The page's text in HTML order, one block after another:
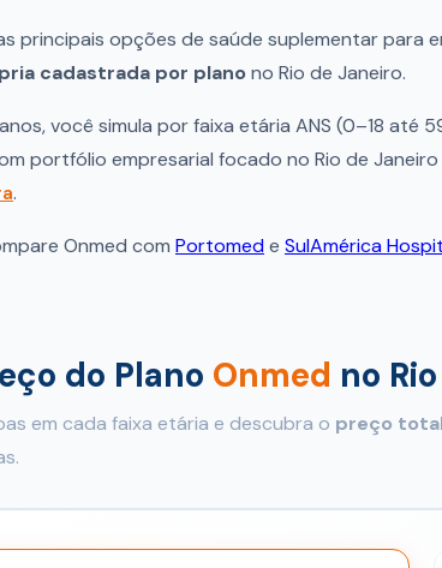
principais opções de saúde suplementar para
cadastrada por plano no Rio de Janeiro.
você simula por faixa etária ANS (0–18 até
portfólio empresarial focado no Rio de
.
Onmed com Portomede SulAmérica
do Plano Onmed no
em cada faixa etária e descubra o preço